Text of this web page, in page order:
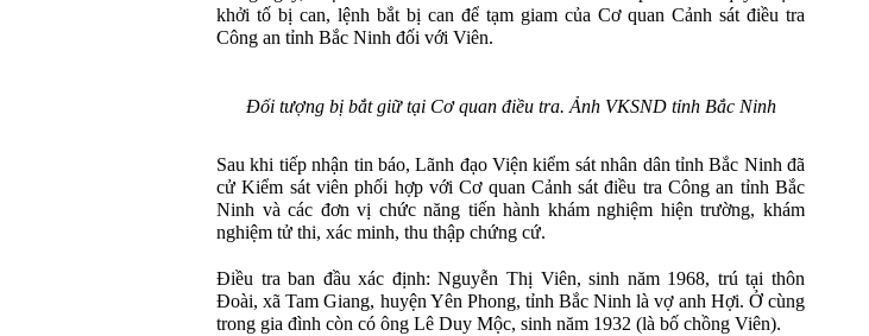
khởi tố bị can, lệnh bắt bị can để tạm giam của Cơ quan Cảnh sát điều tra
Công an tỉnh Bắc Ninh đối với Viên.
Đối tượng bị bắt giữ tại Cơ quan điều tra. Ảnh VKSND tỉnh Bắc Ninh
Sau khi tiếp nhận tin báo, Lãnh đạo Viện kiểm sát nhân dân tỉnh Bắc Ninh đã
cử Kiểm sát viên phối hợp với Cơ quan Cảnh sát điều tra Công an tỉnh Bắc
Ninh và các đơn vị chức năng tiến hành khám nghiệm hiện trường, khám
nghiệm tử thi, xác minh, thu thập chứng cứ.
Điều tra ban đầu xác định: Nguyễn Thị Viên, sinh năm 1968, trú tại thôn
Đoài, xã Tam Giang, huyện Yên Phong, tỉnh Bắc Ninh là vợ anh Hợi. Ở cùng
trong gia đình còn có ông Lê Duy Mộc, sinh năm 1932 (là bố chồng Viên).